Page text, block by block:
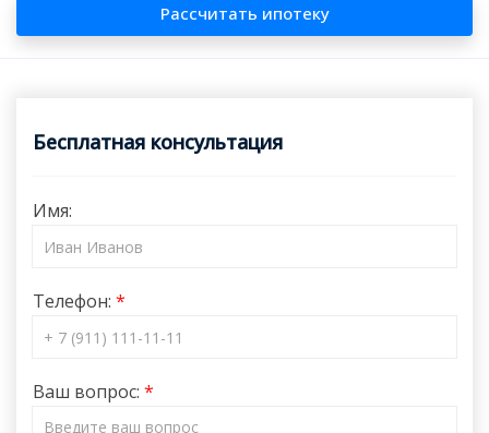
Рассчитать ипотеку
Бесплатная консультация
Имя:
Телефон:
Ваш вопрос: